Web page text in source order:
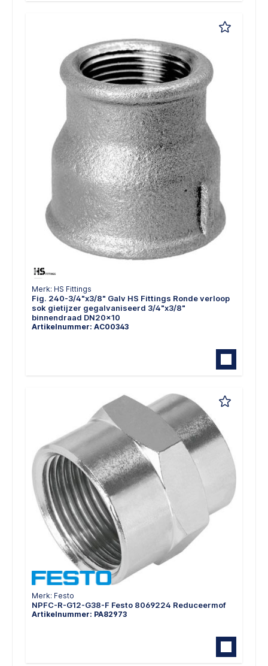
Merk: HS Fittings
Fig. 240-3/4"x3/8" Galv HS Fittings Ronde verloop
sok gietijzer gegalvaniseerd 3/4"x3/8"
binnendraad DN20x10
Artikelnummer: AC00343
Merk: Festo
NPFC-R-G12-G38-F Festo 8069224 Reduceermof
Artikelnummer: PA82973